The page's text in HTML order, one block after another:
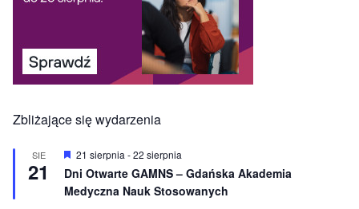
Zbliżające się wydarzenia
SIE
21
W
r
ó
21 sierpnia -22 sierpnia
Dni Otwarte GAMNS – Gdańska Akademia
Medyczna Nauk Stosowanych